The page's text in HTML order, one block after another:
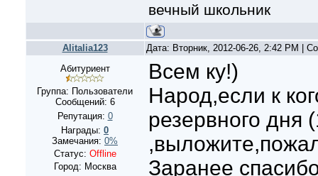
вечный школьник
Alitalia123
Дата: Вторник, 2012-06-26, 2:42 PM |
Абитуриент
Группа: Пользователи
Сообщений: 6
Репутация: 0
Награды: 0
Замечания: 0%
Статус: Offline
Город: Москва
Всем ку!)
Народ,если к
резервного дня
Заранее